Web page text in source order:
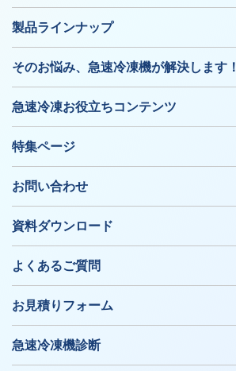
製品ラインナップ
そのお悩み、急速冷凍機が解決します！
急速冷凍お役立ちコンテンツ
特集ページ
お問い合わせ
資料ダウンロード
よくあるご質問
お見積りフォーム
急速冷凍機診断